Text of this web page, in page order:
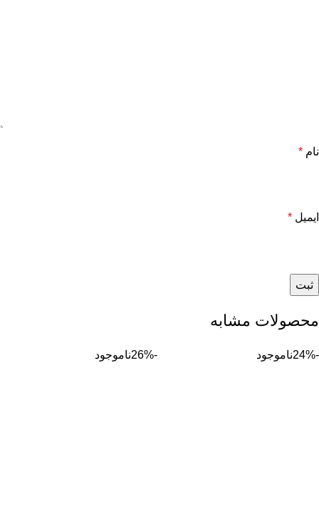
نام *
ایمیل *
محصولات مشابه
-24% ناموجود -26% ناموجود